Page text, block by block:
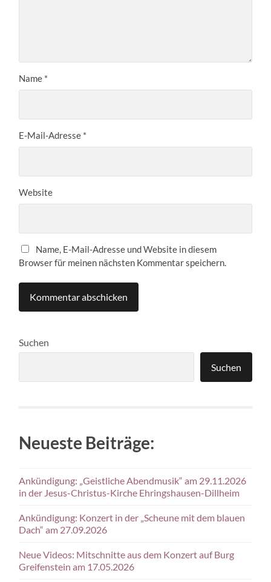
Name *
E-Mail-Adresse *
Website
Name, E-Mail-Adresse und Website in diesem
Browser für meinen nächsten Kommentar speichern.
Suchen
Suchen
Neueste Beiträge:
Ankündigung: „Geistliche Abendmusik“ am 29.11.2026
in der Jesus-Christus-Kirche Ehringshausen-Dillheim
Ankündigung: Konzert in der „Scheune mit dem blauen
Dach“ am 27.09.2026
Neue Videos: Mitschnitte aus dem Konzert auf Burg
Greifenstein am 17.05.2026